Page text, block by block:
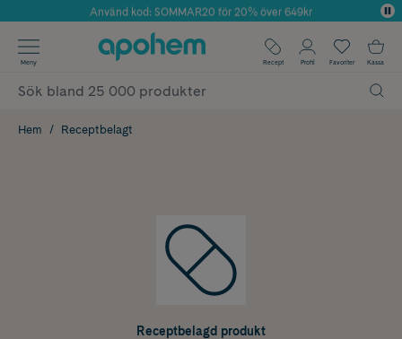
Använd kod: SOMMAR20 för 20% över 649kr
✓ Fri frakt
✓ Poäng på alla köp*
Meny Recept Profil Favoriter Kassa
Hem Receptbelagt
Receptbelagd produkt